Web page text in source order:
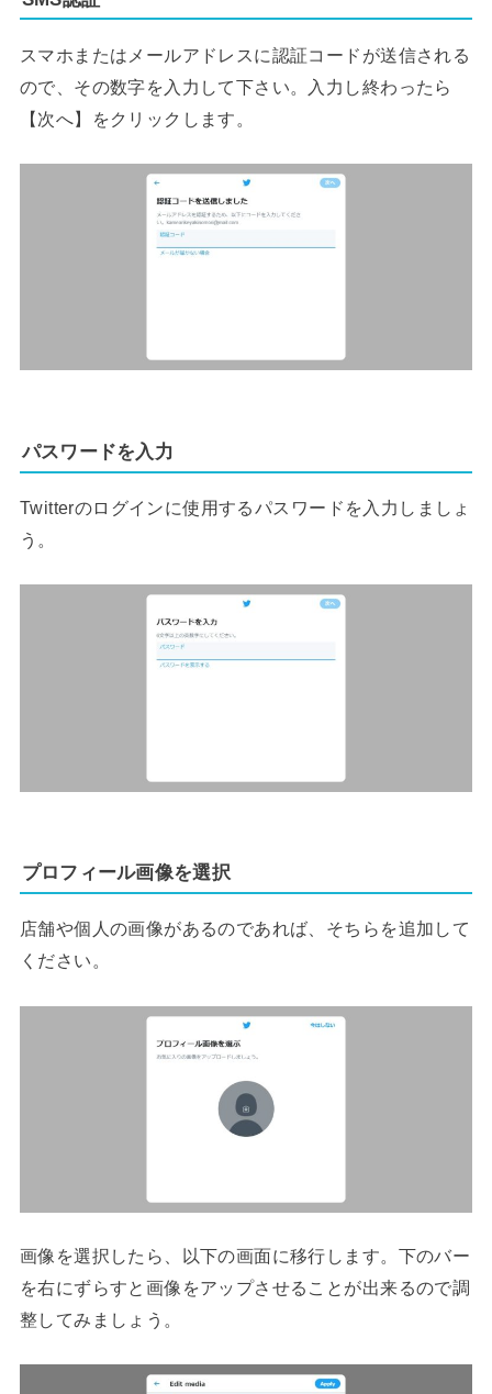
スマホまたはメールアドレスに認証コードが送信される
ので、その数字を入力して下さい。入力し終わったら
【次へ】をクリックします。
パスワードを入力
Twitterのログインに使用するパスワードを入力しましょ
う。
プロフィール画像を選択
店舗や個人の画像があるのであれば、そちらを追加して
ください。
画像を選択したら、以下の画面に移行します。下のバー
を右にずらすと画像をアップさせることが出来るので調
整してみましょう。